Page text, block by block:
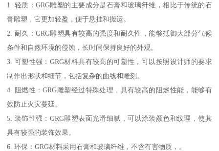
1. 轻质：GRG雕塑的主要成分是石膏和玻璃纤维，相比于传统的石
膏雕塑，它更加轻盈，便于悬挂和搬运。
2. 耐久：GRG雕塑具有较高的强度和耐久性，能够抵御大部分气候
条件和自然环境的侵蚀，长时间保持良好的外观。
3. 可塑性强：GRG材料具有较高的可塑性，可以按照设计师的要求
制作出形状和细节，包括复杂的曲线和雕刻。
4. 阻燃性：GRG雕塑经过特殊处理，具有较高的阻燃性能，能够有
效防止火灾蔓延。
5. 装饰性强：GRG雕塑表面光滑细腻，可以涂装颜色和纹理，使其
具有较强的装饰效果。
6. 环保：GRG材料采用石膏和玻璃纤维，不含有害物质，。